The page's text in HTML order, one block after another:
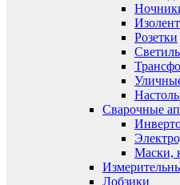
Розетки
Сварочные
Маски,
Лобзики